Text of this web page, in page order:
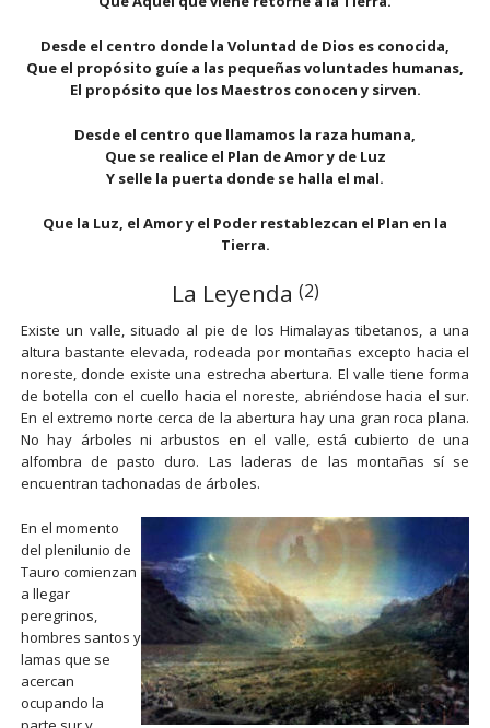
Desde el centro donde la Voluntad de Dios es conocida,
Que el propósito guíe a las pequeñas voluntades humanas,
El propósito que los Maestros conocen y sirven.
Desde el centro que llamamos la raza humana,
Que se realice el Plan de Amor y de Luz
Y selle la puerta donde se halla el mal.
Que la Luz, el Amor y el Poder restablezcan el Plan en la
Tierra.
La Leyenda (2)
Existe un valle, situado al pie de los Himalayas tibetanos, a una
altura bastante elevada, rodeada por montañas excepto hacia el
noreste, donde existe una estrecha abertura. El valle tiene forma
de botella con el cuello hacia el noreste, abriéndose hacia el sur.
En el extremo norte cerca de la abertura hay una gran roca plana.
No hay árboles ni arbustos en el valle, está cubierto de una
alfombra de pasto duro. Las laderas de las montañas sí se
encuentran tachonadas de árboles.
En el momento
del plenilunio de
Tauro comienzan
a llegar
peregrinos,
hombres santos y
lamas que se
acercan
ocupando la